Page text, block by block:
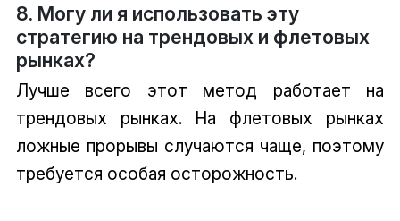
8. Могу ли я использовать эту
стратегию на трендовых и флетовых
рынках?
Лучше всего этот метод работает на
трендовых рынках. На флетовых рынках
ложные прорывы случаются чаще, поэтому
требуется особая осторожность.